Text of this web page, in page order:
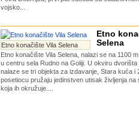
vojsko...
Etno konačište Vila Selena
Etno
Selena
Etno konačište Vila Selena, nalazi se na 1100
u centru sela Rudno na Goliji. U okviru
nalaze se tri objekta za izdavanje, Stara kuća i
posetiocu pružaju jedinstven utisak življenja na
koja ih okružuje....